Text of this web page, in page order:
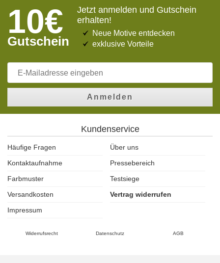
10€
Gutschein
Jetzt anmelden und Gutschein
erhalten!
Neue Motive entdecken
exklusive Vorteile
Anmelden
Kundenservice
Häufige Fragen
Über uns
Kontaktaufnahme
Pressebereich
Farbmuster
Testsiege
Versandkosten
Vertrag widerrufen
Impressum
Widerrufsrecht Datenschutz AGB